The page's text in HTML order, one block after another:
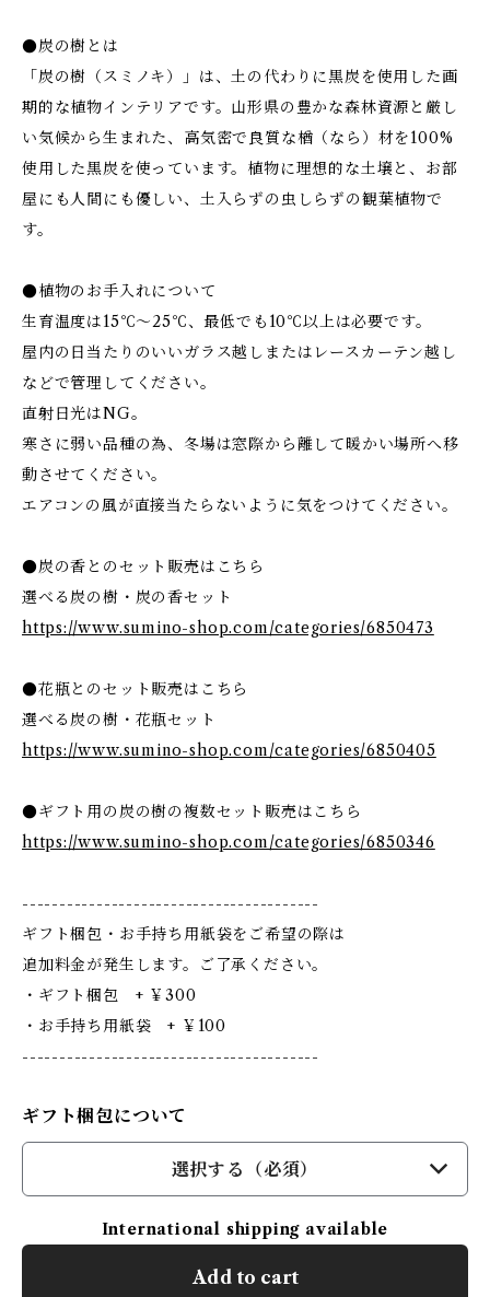
●炭の樹とは
「炭の樹（スミノキ）」は、土の代わりに黒炭を使用した画
期的な植物インテリアです。山形県の豊かな森林資源と厳し
い気候から生まれた、高気密で良質な楢（なら）材を100%
使用した黒炭を使っています。植物に理想的な土壌と、お部
屋にも人間にも優しい、土入らずの虫しらずの観葉植物で
す。
●植物のお手入れについて
生育温度は15℃～25℃、最低でも10℃以上は必要です。
屋内の日当たりのいいガラス越しまたはレースカーテン越し
などで管理してください。
直射日光はNG。
寒さに弱い品種の為、冬場は窓際から離して暖かい場所へ移
動させてください。
エアコンの風が直接当たらないように気をつけてください。
●炭の香とのセット販売はこちら
選べる炭の樹・炭の香セット
https://www.sumino-shop.com/categories/6850473
●花瓶とのセット販売はこちら
選べる炭の樹・花瓶セット
https://www.sumino-shop.com/categories/6850405
●ギフト用の炭の樹の複数セット販売はこちら
https://www.sumino-shop.com/categories/6850346
----------------------------------------
ギフト梱包・お手持ち用紙袋をご希望の際は
追加料金が発生します。ご了承ください。
・ギフト梱包 + ￥300
・お手持ち用紙袋 + ￥100
----------------------------------------
ギフト梱包について
選択する（必須）
International shipping available
Add to cart